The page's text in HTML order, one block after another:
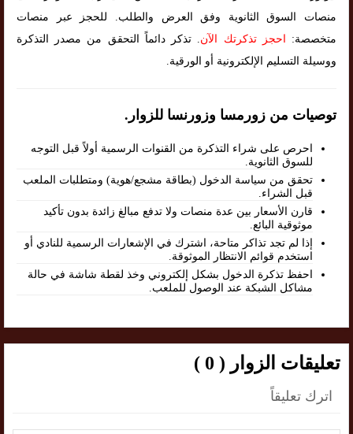
منصات السوق الثانوية وفق العرض والطلب. للحجز عبر منصات
متخصصة:
احجز تذكرتك الآن. تذكر دائماً التحقق من مصدر التذكرة
ووسيلة التسليم الإلكترونية أو الورقية.
توصيات من زورمسا وزورنسا للزوار.
احرص على شراء التذكرة من القنوات الرسمية أولاً قبل التوجه
للسوق الثانوية.
تحقق من سياسة الدخول (بطاقة مشجع/هوية) ومتطلبات الملعب
قبل الشراء.
قارن الأسعار بين عدة منصات ولا تدفع مبالغ زائدة بدون تأكيد
موثوقية البائع.
إذا لم تجد تذاكر متاحة، اشترك في الإشعارات الرسمية للنادي أو
استخدم قوائم الانتظار الموثوقة.
احفظ تذكرة الدخول بشكل إلكتروني وخذ لقطة شاشة في حالة
مشاكل الشبكة عند الوصول للملعب.
تعليقات الزوار ( 0 )
اترك تعليقاً